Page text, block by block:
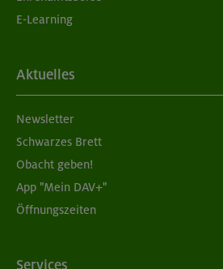
E-Learning
Aktuelles
Newsletter
Schwarzes Brett
Obacht geben!
App "Mein DAV+"
Öffnungszeiten